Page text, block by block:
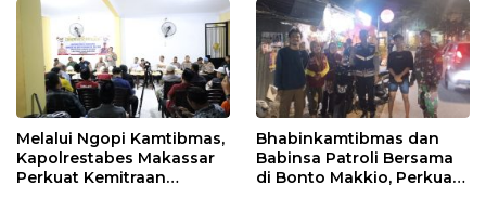
Melalui Ngopi Kamtibmas,
Kapolrestabes Makassar
Perkuat Kemitraan
Bhabinkamtibmas dan
Babinsa Patroli Bersama
di Bonto Makkio, Perkuat